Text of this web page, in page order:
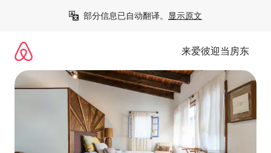
部分信息已自动翻译。 显示原文
来爱彼迎当房东